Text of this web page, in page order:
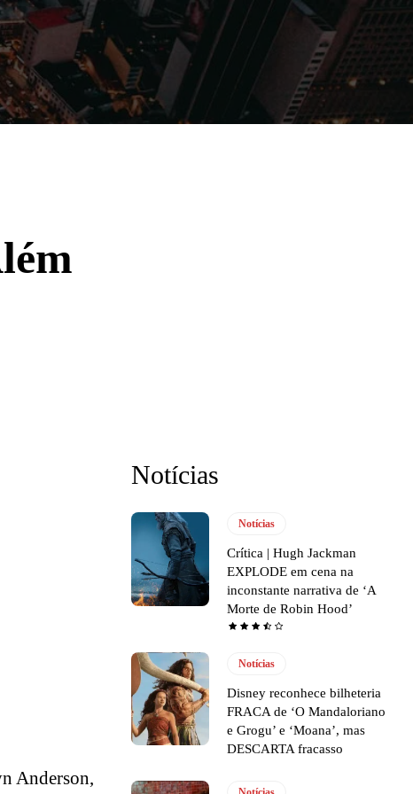
Filmes Séries Música Gênero
Anderson,
Notícias
Notícias
Crítica | Hugh Jackman
EXPLODE em cena na
inconstante narrativa de ‘A
Morte de Robin Hood’
Notícias
Disney reconhece bilheteria
FRACA de ‘O Mandaloriano
e Grogu’ e ‘Moana’, mas
DESCARTA fracasso